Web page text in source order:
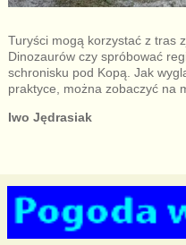
Turyści mogą korzystać z tras
Dinozaurów czy spróbować
schronisku pod Kopą. Jak
praktyce, można zobaczyć na
Iwo Jędrasiak